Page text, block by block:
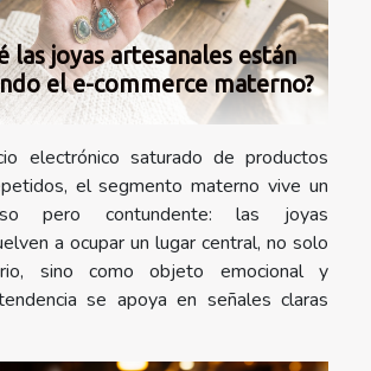
las joyas artesanales están
el e-commerce materno?
electrónico saturado de productos
el segmento materno vive un
pero contundente: las joyas
a ocupar un lugar central, no solo
sino como objeto emocional y
se apoya en señales claras